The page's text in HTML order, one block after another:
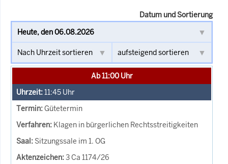
Datum und Sortierung
Ab 11:00 Uhr
11:45 Uhr
Gütetermin
Klagen in bürgerlichen Rechtsstreitigkeiten
Sitzungssale im 1. OG
3 Ca 1174/26